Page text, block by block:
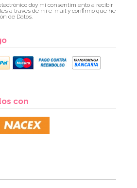
5,95€
doy mi consentimiento a recibir
a través de mi e-mail y confirmo que he
de Datos.
con